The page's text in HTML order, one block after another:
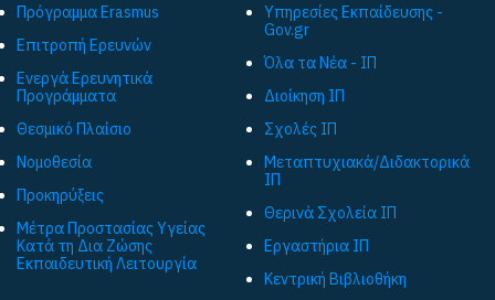
Πρόγραμμα Εrasmus
Επιτροπή Ερευνών
Ενεργά Ερευνητικά
Προγράμματα
Θεσμικό Πλαίσιο
Νομοθεσία
Προκηρύξεις
Μέτρα Προστασίας Υγείας
Κατά τη Δια Ζώσης
Εκπαιδευτική Λειτουργία
Υπηρεσίες Εκπαίδευσης -
Gov.gr
Όλα τα Νέα - ΙΠ
Διοίκηση ΙΠ
Σχολές ΙΠ
Μεταπτυχιακά/Διδακτορικά
ΙΠ
Θερινά Σχολεία ΙΠ
Εργαστήρια ΙΠ
Κεντρική Βιβλιοθήκη